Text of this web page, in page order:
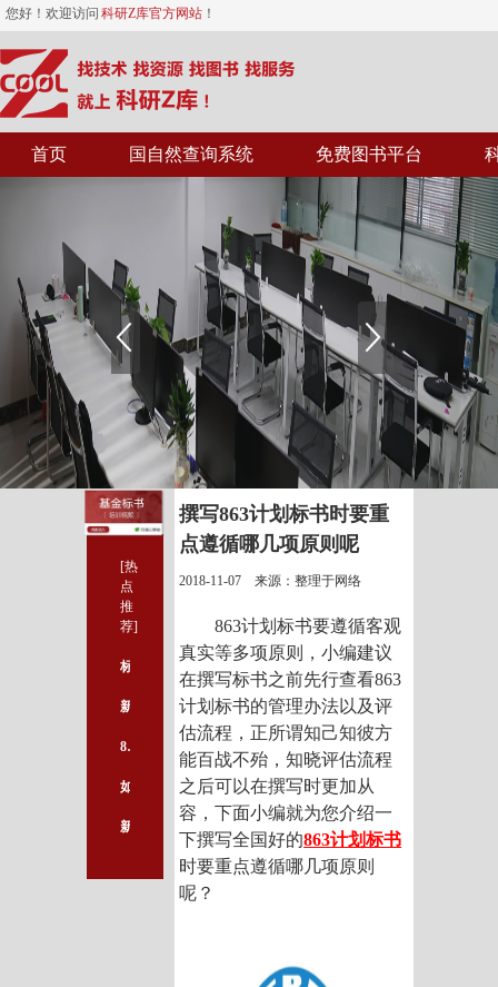
您好！欢迎访问 科研Z库官方网站 ！
首页 国自然查询系统 免费图书平台
[热
点
推
荐]
863计划标书中要重点关注哪几项
撰写863计划标书时要重
点遵循哪几项原则呢
2018-11-07 来源：整理于网络
863计划标书要遵循客观
真实等多项原则，小编建议
在撰写标书之前先行查看863
计划标书的管理办法以及评
估流程，正所谓知己知彼方
能百战不殆，知晓评估流程
之后可以在撰写时更加从
容，下面小编就为您介绍一
下撰写全国好的863计划标书
时要重点遵循哪几项原则
呢？